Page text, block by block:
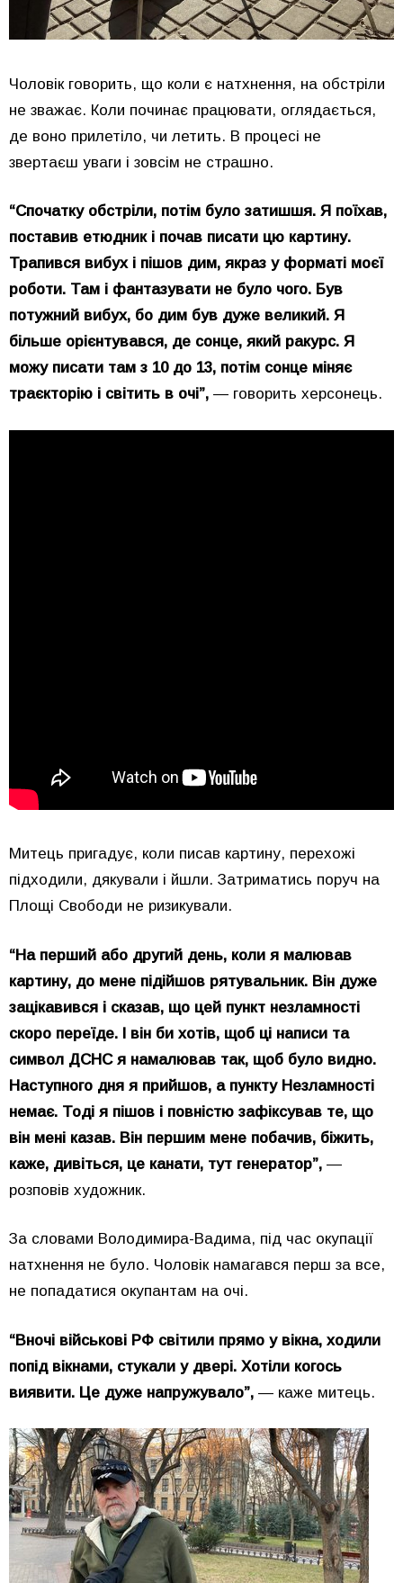
Чоловік говорить, що коли є натхнення, на обстріли
не зважає. Коли починає працювати, оглядається,
де воно прилетіло, чи летить. В процесі не
звертаєш уваги і зовсім не страшно.
“Спочатку обстріли, потім було затишшя. Я поїхав,
поставив етюдник і почав писати цю картину.
Трапився вибух і пішов дим, якраз у форматі моєї
роботи. Там і фантазувати не було чого. Був
потужний вибух, бо дим був дуже великий. Я
більше орієнтувався, де сонце, який ракурс. Я
можу писати там з 10 до 13, потім сонце міняє
траєкторію і світить в очі”, — говорить херсонець.
Митець пригадує, коли писав картину, перехожі
підходили, дякували і йшли. Затриматись поруч на
Площі Свободи не ризикували.
“На перший або другий день, коли я малював
картину, до мене підійшов рятувальник. Він дуже
зацікавився і сказав, що цей пункт незламності
скоро переїде. І він би хотів, щоб ці написи та
символ ДСНС я намалював так, щоб було видно.
Наступного дня я прийшов, а пункту Незламності
немає. Тоді я пішов і повністю зафіксував те, що
він мені казав. Він першим мене побачив, біжить,
каже, дивіться, це канати, тут генератор”, —
розповів художник.
За словами Володимира-Вадима, під час окупації
натхнення не було. Чоловік намагався перш за все,
не попадатися окупантам на очі.
“Вночі військові РФ світили прямо у вікна, ходили
попід вікнами, стукали у двері. Хотіли когось
виявити. Це дуже напружувало”, — каже митець.